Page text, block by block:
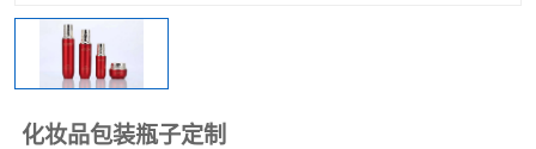
化妆品包装瓶子定制